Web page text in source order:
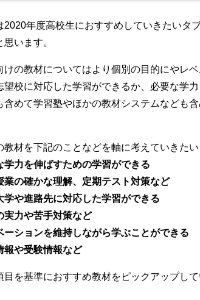
2020年度高校生におすすめしていきたいタ
思います。
けの教材についてはより個別の目的にやレ
望校に対応した学習ができるか、必要な学
含めて学習塾やほかの教材システムなども
教材を下記のことなどを軸に考えていきたい
学力を伸ばすための学習ができる
業の確かな理解、定期テスト対策など
学や進路先に対応した学習ができる
実力や苦手対策など
ーションを維持しながら学ぶことができる
報や受験情報など
目を基準におすすめ教材をピックアップし